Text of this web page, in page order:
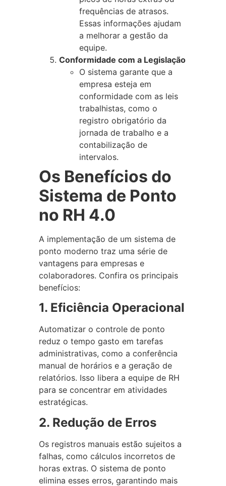
frequências de atrasos.
Essas informações ajudam
a melhorar a gestão da
equipe.
Conformidade com a Legislação
O sistema garante que a
empresa esteja em
conformidade com as leis
trabalhistas, como o
registro obrigatório da
jornada de trabalho e a
contabilização de
intervalos.
Os Benefícios do
Sistema de Ponto
no RH 4.0
A implementação de um sistema de
ponto moderno traz uma série de
vantagens para empresas e
colaboradores. Confira os principais
benefícios:
1. Eficiência Operacional
Automatizar o controle de ponto
reduz o tempo gasto em tarefas
administrativas, como a conferência
manual de horários e a geração de
relatórios. Isso libera a equipe de RH
para se concentrar em atividades
estratégicas.
2. Redução de Erros
Os registros manuais estão sujeitos a
falhas, como cálculos incorretos de
horas extras. O sistema de ponto
elimina esses erros, garantindo mais